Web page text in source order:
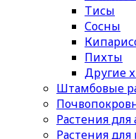
Тисы
Сосны
Пихты
Другие
Штамбовые
Растения для
Растения